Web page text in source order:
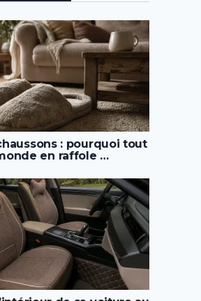
: pourquoi tout
en raffole …